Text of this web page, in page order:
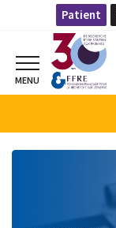
Patient